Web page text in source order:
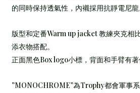
的同時保持透氣性，內襯採用抗靜電尼龍
版型和定番Warm up jacket 教練夾克相
添衣物搭配。
正面黑色Box logo小標，背面和手臂有著
”MONOCHROME”為Trophy都會軍事